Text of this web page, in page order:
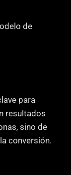
de
para
resultados
sino de
conversión.